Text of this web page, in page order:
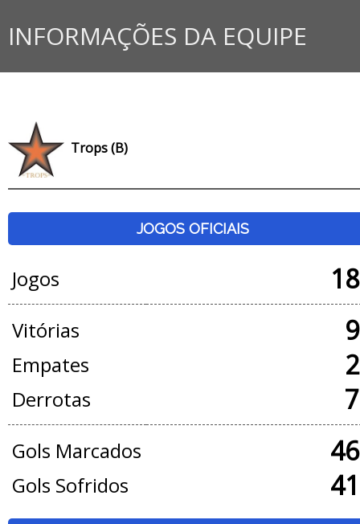
INFORMAÇÕES DA EQUIPE
Trops (B)
JOGOS OFICIAIS
Jogos
Vitórias
Empates
Derrotas
Gols Marcados
Gols Sofridos